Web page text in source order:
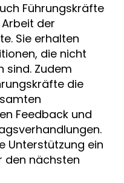
Führungskräfte
der
Sie erhalten
die nicht
sind. Zudem
die
Feedback und
Unterstützung ein
den nächsten